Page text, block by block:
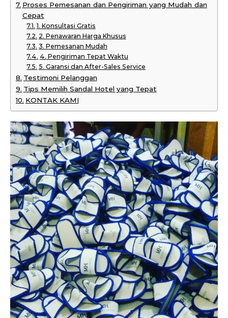
Proses Pemesanan dan Pengiriman yang Mudah dan
Cepat
1. Konsultasi Gratis
2. Penawaran Harga Khusus
3. Pemesanan Mudah
4. Pengiriman Tepat Waktu
5. Garansi dan After-Sales Service
Testimoni Pelanggan
Tips Memilih Sandal Hotel yang Tepat
KONTAK KAMI